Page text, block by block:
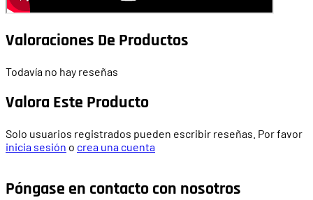
Valoraciones De Productos
Todavía no hay reseñas
Valora Este Producto
Solo usuarios registrados pueden escribir reseñas. Por favor
inicia sesión o crea una cuenta
Póngase en contacto con nosotros